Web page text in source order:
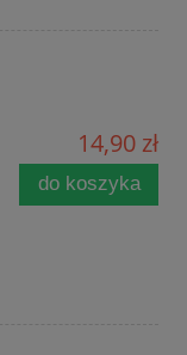
14,90 zł
do koszyka